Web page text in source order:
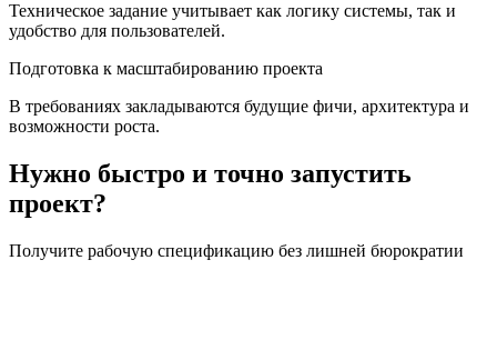
Техническое задание учитывает как логику системы, так и
удобство для пользователей.
Подготовка к масштабированию проекта
В требованиях закладываются будущие фичи, архитектура и
возможности роста.
Нужно быстро и точно запустить
проект?
Получите рабочую спецификацию без лишней бюрократии